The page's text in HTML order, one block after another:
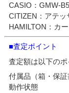
CASIO：GMW-
CITIZEN：アテッ
HAMILTON：カ
■査定ポイント
査定額は以下のポ
付属品（箱・保
動作状態